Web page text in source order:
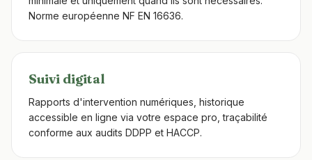
Norme européenne NF EN 16636.
Suivi digital
Rapports d'intervention numériques, historique
accessible en ligne via votre espace pro, traçabilité
conforme aux audits DDPP et HACCP.